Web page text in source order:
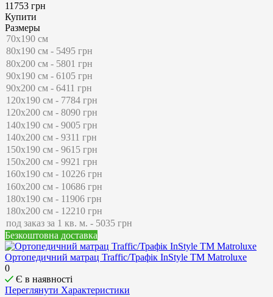
11753 грн
Купити
Размеры
Безкоштовна доставка
Ортопедичний матрац Traffic/Трафік InStyle ТМ Matroluxe
0
Є в наявності
Переглянути Характеристики